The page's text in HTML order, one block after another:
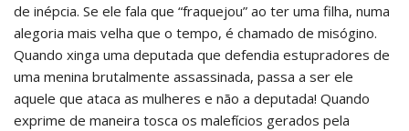
de inépcia. Se ele fala que “fraquejou” ao ter uma filha, numa
alegoria mais velha que o tempo, é chamado de misógino.
Quando xinga uma deputada que defendia estupradores de
uma menina brutalmente assassinada, passa a ser ele
aquele que ataca as mulheres e não a deputada! Quando
exprime de maneira tosca os malefícios gerados pela